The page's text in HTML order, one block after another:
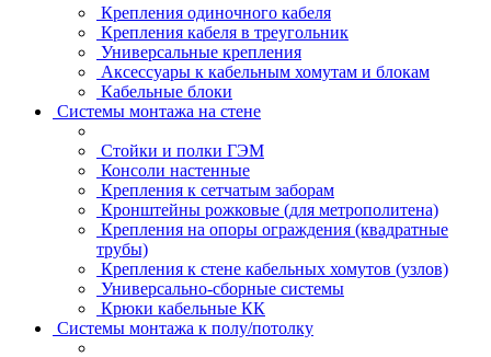
Крепления одиночного кабеля
Крепления кабеля в треугольник
Универсальные крепления
Аксессуары к кабельным хомутам и блокам
Кабельные блоки
Системы монтажа на стене
Стойки и полки ГЭМ
Консоли настенные
Крепления к сетчатым заборам
Кронштейны рожковые (для метрополитена)
Крепления на опоры ограждения (квадратные
трубы)
Крепления к стене кабельных хомутов (узлов)
Универсально-сборные системы
Крюки кабельные КК
Системы монтажа к полу/потолку